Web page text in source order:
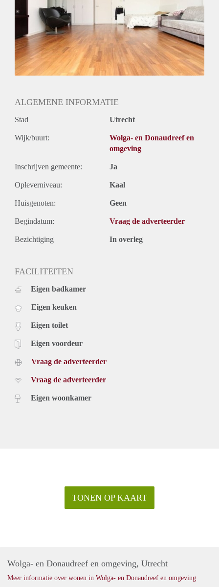
Onbepaalde termijn
Oplevering
Gestoffeerd
ALGEMENE INFORMATIE
Stad Utrecht
Wijk/buurt:
Wolga- en Donaudreef en
omgeving
Inschrijven gemeente: Ja
Opleverniveau: Kaal
Huisgenoten: Geen
Begindatum: Vraag de adverteerder
Bezichtiging In overleg
FACILITEITEN
Eigen badkamer
Eigen keuken
Eigen toilet
Eigen voordeur
Vraag de adverteerder
Vraag de adverteerder
Eigen woonkamer
TONEN OP KAART
Wolga- en Donaudreef en omgeving, Utrecht
Meer informatie over wonen in Wolga- en Donaudreef en omgeving